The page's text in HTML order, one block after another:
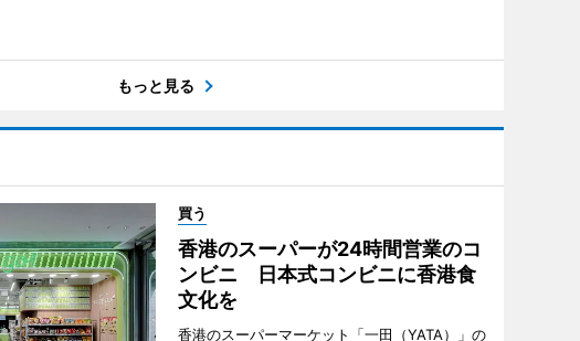
もっと見る
買う
香港のスーパーが24時間営業のコ
ンビニ 日本式コンビニに香港食
文化を
香港のスーパーマーケット「一田（YATA）」の